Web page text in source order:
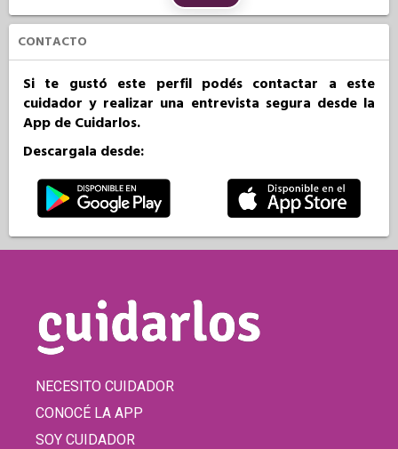
CONTACTO
Si te gustó este perfil podés contactar a este
cuidador y realizar una entrevista segura desde la
App de Cuidarlos.
Descargala desde:
NECESITO CUIDADOR
CONOCÉ LA APP
SOY CUIDADOR